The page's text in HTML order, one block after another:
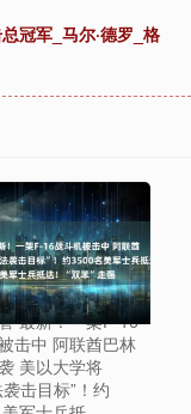
冠军_马尔·德罗_格
最新！一架F-16
击中 阿联酋巴林
美以大学将
击目标”！约